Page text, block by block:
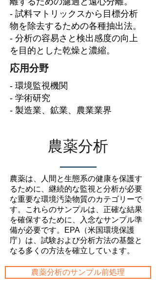
- 試料マトリックスから目標分析
物を除去するための各種抽出法。
- 分析の容易さと検出感度の向上
を目的とした乾燥と濃縮。
応用分野
- 環境監視機関
- 学術研究
- 製造業、鉱業、農業業界
農薬分析
農薬は、人間と生態系の健康を保護す
るために、継続的な監視と分析が必要
な重要な環境汚染物質のカテゴリーで
す。これらのサンプルは、正確な結果
を確保するために、入念なサンプル準
備が必要です。EPA（米国環境保護
庁）は、試験および分析方法の基盤と
なる多くの方法を確立しています。
農薬分析のサンプル前処理